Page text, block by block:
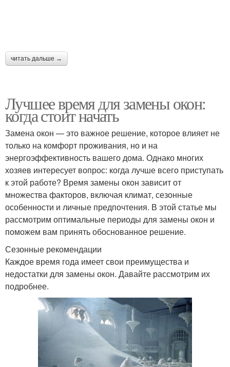
читать дальше →
Лучшее время для замены окон:
когда стоит начать
Замена окон — это важное решение, которое влияет не
только на комфорт проживания, но и на
энергоэффективность вашего дома. Однако многих
хозяев интересует вопрос: когда лучше всего приступать
к этой работе? Время замены окон зависит от
множества факторов, включая климат, сезонные
особенности и личные предпочтения. В этой статье мы
рассмотрим оптимальные периоды для замены окон и
поможем вам принять обоснованное решение.
Сезонные рекомендации
Каждое время года имеет свои преимущества и
недостатки для замены окон. Давайте рассмотрим их
подробнее.